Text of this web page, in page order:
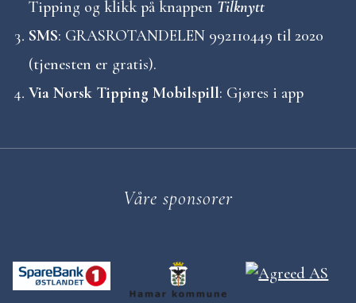
Tipping og klikk på knappen Tilknytt
SMS: GRASROTANDELEN 992110449 til 2020
(tjenesten er gratis).
Via Norsk Tipping Mobilspill: Gjøres i app
Våre sponsorer